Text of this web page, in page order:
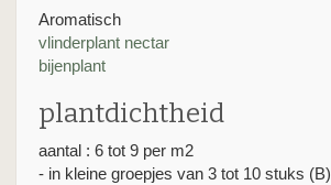
Aromatisch
vlinderplant nectar
bijenplant
plantdichtheid
aantal : 6 tot 9 per m2
- in kleine groepjes van 3 tot 10 stuks (B)